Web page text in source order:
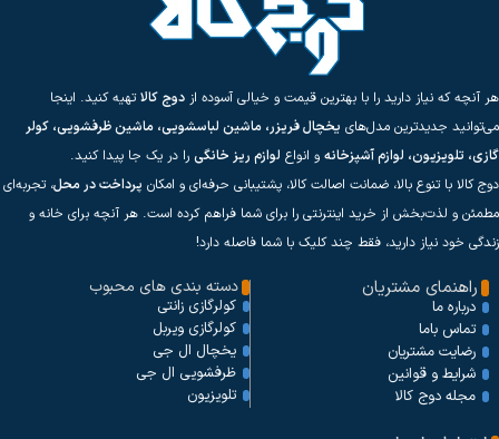
هر آنچه که نیاز دارید را با بهترین قیمت و خیالی آسوده از دوج کالاتهیه کنید. اینجا
می‌توانید جدیدترین مدل‌های یخچال فریزر، ماشین لباسشویی، ماشین ظرفشویی، کولر
گازی، تلویزیون، لوازم آشپزخانه و انواع لوازم ریز خانگی را در یک جا پیدا کنید.
دوج کالا با تنوع بالا، ضمانت اصالت کالا، پشتیبانی حرفه‌ای و امکان پرداخت در محل، تجربه‌ای
مطمئن و لذت‌بخش از خرید اینترنتی را برای شما فراهم کرده است. هر آنچه برای خانه و
زندگی خود نیاز دارید، فقط چند کلیک با شما فاصله دارد!
راهنمای مشتریان
درباره ما
تماس باما
رضایت مشتریان
شرایط و قوانین
مجله دوج کالا
دسته بندی های محبوب
کولرگازی زانتی
کولرگازی ویربل
یخچال ال جی
ظرفشویی ال جی
تلویزیون